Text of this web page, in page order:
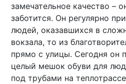
замечательное качество –
заботится. Он регулярно
людей, оказавшихся в
вокзала, то из
прямо с улицы. Сегодня он
целый мешок обуви для
под трубами на